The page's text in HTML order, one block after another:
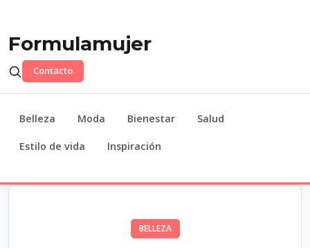
Formulamujer
Contacto
Belleza Moda Bienestar Salud
Estilo de vida Inspiración
BELLEZA